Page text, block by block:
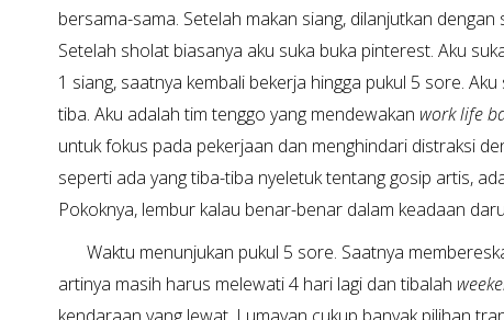
bersama-sama. Setelah makan siang, dilanjutkan
Setelah sholat biasanya aku suka buka pinterest. Aku
1 siang, saatnya kembali bekerja hingga pukul 5 sore.
tiba. Aku adalah tim tenggo yang mendewakan work life
untuk fokus pada pekerjaan dan menghindari distraksi
seperti ada yang tiba-tiba nyeletuk tentang gosip artis,
Pokoknya, lembur kalau benar-benar dalam keadaan
Waktu menunjukan pukul 5 sore. Saatnya
artinya masih harus melewati 4 hari lagi dan tibalah